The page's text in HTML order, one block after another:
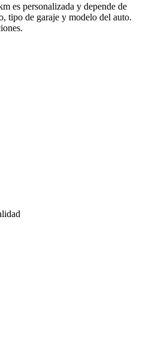
es personalizada y depende de
tipo de garaje y modelo del auto.